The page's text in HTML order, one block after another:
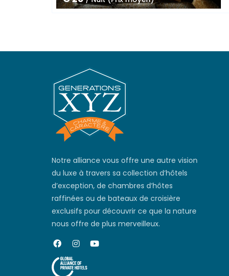
Notre alliance vous offre une autre vision
du luxe à travers sa collection d’hôtels
d’exception, de chambres d’hôtes
raffinées ou de bateaux de croisière
exclusifs pour découvrir ce que la nature
nous offre de plus merveilleux.